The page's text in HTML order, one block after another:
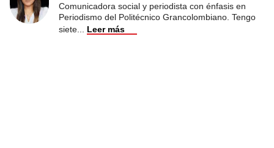
Comunicadora social y periodista con énfasis en
Periodismo del Politécnico Grancolombiano. Tengo
siete
Leer más